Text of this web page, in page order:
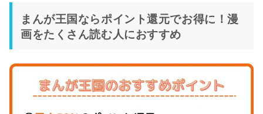
まんが王国ならポイント還元でお得に！漫
画をたくさん読む人におすすめ